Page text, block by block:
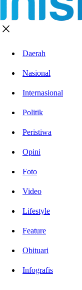
Daerah
Nasional
Internasional
Politik
Peristiwa
Opini
Foto
Video
Lifestyle
Feature
Obituari
Infografis